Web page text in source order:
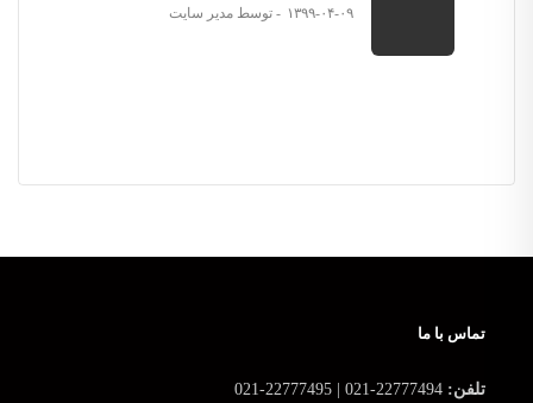
۱۳۹۹-۰۴-۰۹ توسط مدیر سایت
تماس با ما
تلفن: